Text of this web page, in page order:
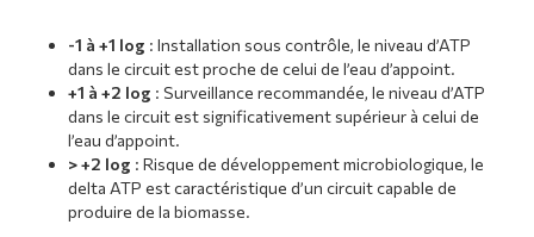
-1 à +1 log : Installation sous contrôle, le niveau d’ATP
dans le circuit est proche de celui de l’eau d’appoint.
+1 à +2 log : Surveillance recommandée, le niveau d’ATP
dans le circuit est significativement supérieur à celui de
l’eau d’appoint.
> +2 log : Risque de développement microbiologique, le
delta ATP est caractéristique d’un circuit capable de
produire de la biomasse.